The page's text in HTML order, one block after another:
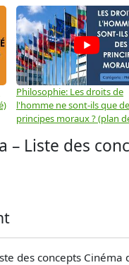
Philosophie: Les droits de
l'homme ne sont-ils que
principes moraux ? (plan
– Liste des
des concepts